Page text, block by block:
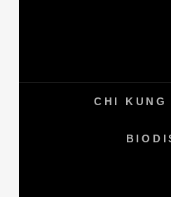
CHI KUNG